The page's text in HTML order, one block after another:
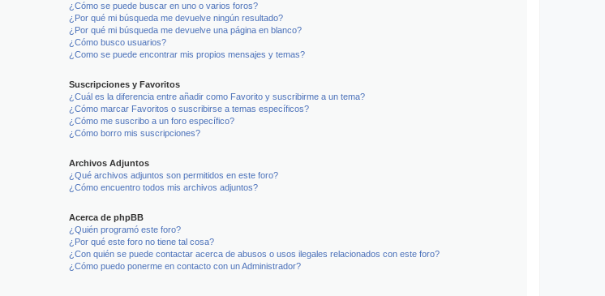
¿Cómo se puede buscar en uno o varios foros?
¿Por qué mi búsqueda me devuelve ningún resultado?
¿Por qué mi búsqueda me devuelve una página en blanco?
¿Cómo busco usuarios?
¿Como se puede encontrar mis propios mensajes y temas?
Suscripciones y Favoritos
¿Cuál es la diferencia entre añadir como Favorito y suscribirme a un tema?
¿Cómo marcar Favoritos o suscribirse a temas específicos?
¿Cómo me suscribo a un foro específico?
¿Cómo borro mis suscripciones?
Archivos Adjuntos
¿Qué archivos adjuntos son permitidos en este foro?
¿Cómo encuentro todos mis archivos adjuntos?
Acerca de phpBB
¿Quién programó este foro?
¿Por qué este foro no tiene tal cosa?
¿Con quién se puede contactar acerca de abusos o usos ilegales relacionados con este foro?
¿Cómo puedo ponerme en contacto con un Administrador?